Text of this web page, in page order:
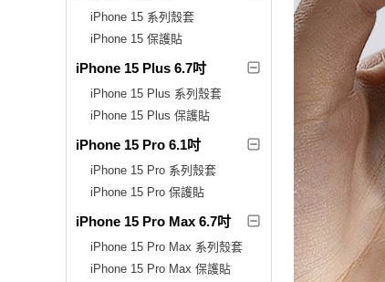
iPhone 15 系列殼套
iPhone 15 保護貼
iPhone 15 Plus 6.7吋
iPhone 15 Plus 系列殼套
iPhone 15 Plus 保護貼
iPhone 15 Pro 6.1吋
iPhone 15 Pro 系列殼套
iPhone 15 Pro 保護貼
iPhone 15 Pro Max 6.7吋
iPhone 15 Pro Max 系列殼套
iPhone 15 Pro Max 保護貼